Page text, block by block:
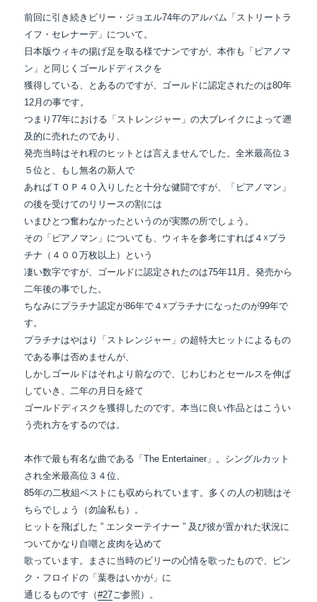
前回に引き続きビリー・ジョエル74年のアルバム「ストリートラ
イフ・セレナーデ」について。
日本版ウィキの揚げ足を取る様でナンですが、本作も「ピアノマ
ン」と同じくゴールドディスクを
獲得している、とあるのですが、ゴールドに認定されたのは80年
12月の事です。
つまり77年における「ストレンジャー」の大ブレイクによって遡
及的に売れたのであり、
発売当時はそれ程のヒットとは言えませんでした。全米最高位３
５位と、もし無名の新人で
あればＴＯＰ４０入りしたと十分な健闘ですが、「ピアノマン」
の後を受けてのリリースの割には
いまひとつ奮わなかったというのが実際の所でしょう。
その「ピアノマン」についても、ウィキを参考にすれば４☓プラ
チナ（４００万枚以上）という
凄い数字ですが、ゴールドに認定されたのは75年11月。発売から
二年後の事でした。
ちなみにプラチナ認定が86年で４☓プラチナになったのが99年で
す。
プラチナはやはり「ストレンジャー」の超特大ヒットによるもの
である事は否めませんが、
しかしゴールドはそれより前なので、じわじわとセールスを伸ば
していき、二年の月日を経て
ゴールドディスクを獲得したのです。本当に良い作品とはこうい
う売れ方をするのでは。
本作で最も有名な曲である「The Entertainer」。シングルカット
され全米最高位３４位、
85年の二枚組ベストにも収められています。多くの人の初聴はそ
ちらでしょう（勿論私も）。
ヒットを飛ばした ” エンターテイナー ” 及び彼が置かれた状況に
ついてかなり自嘲と皮肉を込めて
歌っています。まさに当時のビリーの心情を歌ったもので、ピン
ク・フロイドの「葉巻はいかが」に
通じるものです（#27ご参照）。